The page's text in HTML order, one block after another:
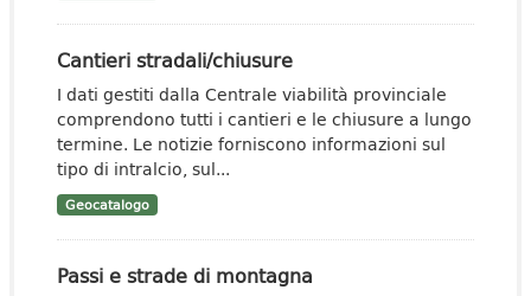
Cantieri stradali/chiusure
I dati gestiti dalla Centrale viabilità provinciale
comprendono tutti i cantieri e le chiusure a lungo
termine. Le notizie forniscono informazioni sul
tipo di intralcio, sul...
Geocatalogo
Passi e strade di montagna